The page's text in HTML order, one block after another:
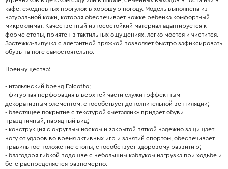
кафе, ежедневных прогулок в хорошую погоду. Модель выполнена из
натуральной кожи, которая обеспечивает ножке ребенка комфортный
микроклимат. Качественный износостойкий материал адаптируется к
форме стопы, приятен в тактильных ощущениях, легко моется и чистится.
Застежка-липучка с элегантной пряжкой позволяет быстро зафиксировать
обувь на ноге самостоятельно.
Преимущества:
- итальянский бренд Falcotto;
- фигурная перфорация в верхней части служит эффектным
декоративным элементом, способствует дополнительной вентиляции;
- блестящее покрытие с текстурой «металлик» придает обуви
праздничный, нарядный вид;
- конструкция с округлым носком и закрытой пяткой надежно защищает
ногу от ударов во время активных игр и занятий спортом, обеспечивает
правильное положение стопы, способствует здоровому развитию;
- благодаря гибкой подошве с небольшим каблуком нагрузка при ходьбе и
беге распределяется равномерно.